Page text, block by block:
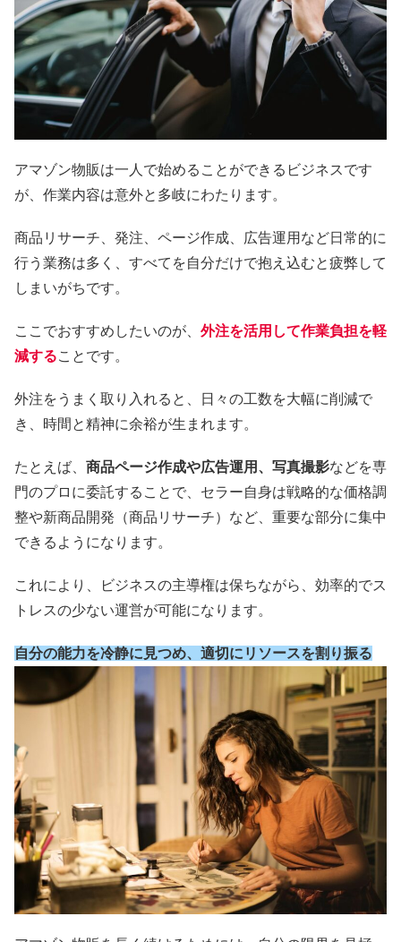
アマゾン物販は一人で始めることができるビジネスです
が、作業内容は意外と多岐にわたります。
商品リサーチ、発注、ページ作成、広告運用など日常的に
行う業務は多く、すべてを自分だけで抱え込むと疲弊して
しまいがちです。
ここでおすすめしたいのが、 外注を活用して作業負担を軽
減することです。
外注をうまく取り入れると、日々の工数を大幅に削減で
き、時間と精神に余裕が生まれます。
たとえば、 商品ページ作成や広告運用、写真撮影などを専
門のプロに委託することで、セラー自身は戦略的な価格調
整や新商品開発（商品リサーチ）など、重要な部分に集中
できるようになります。
これにより、ビジネスの主導権は保ちながら、効率的でス
トレスの少ない運営が可能になります。
自分の能力を冷静に見つめ、適切にリソースを割り振る